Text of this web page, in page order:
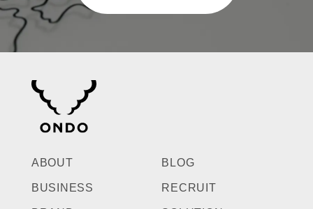
ABOUT
BUSINESS
BLOG
RECRUIT